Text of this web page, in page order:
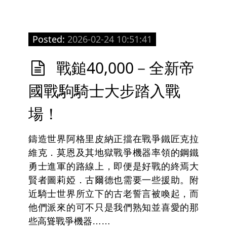
Posted: 2026-02-24 10:51:41
戰鎚40,000－全新帝
國戰駒騎士大步踏入戰
場！
鑄造世界阿格里皮納正擋在戰爭鐵匠克拉
維克．莫恩及其地獄戰爭機器率領的鋼鐵
勇士進軍的路線上，即便是好戰的終焉大
賢者圖莉婭．古爾德也需要一些援助。附
近騎士世界所立下的古老誓言被喚起，而
他們派來的可不只是我們熟知並喜愛的那
些高聳戰爭機器……